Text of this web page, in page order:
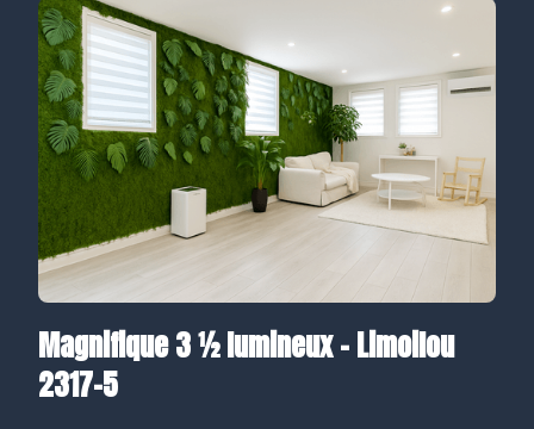
Magnifique 3 ½ lumineux – Limoilou
2317-5